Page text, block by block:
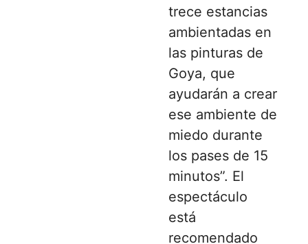
trece estancias
ambientadas en
las pinturas de
Goya, que
ayudarán a crear
ese ambiente de
miedo durante
los pases de 15
minutos”. El
espectáculo
está
recomendado